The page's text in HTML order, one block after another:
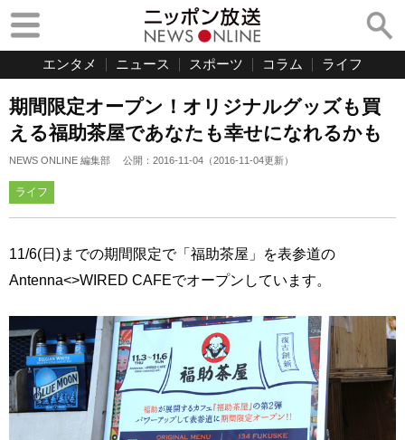
エンタメ ニュース スポーツ コラム ライフ
期間限定オープン！オリジナルグッズも買
える福助茶屋であなたも幸せになれるかも
NEWS ONLINE 編集部 公開： 2016-11-04 （2016-11-04更新）
ライフ
11/6(日)までの期間限定で「福助茶屋」を表参道の
Antenna<>WIRED CAFEでオープンしています。